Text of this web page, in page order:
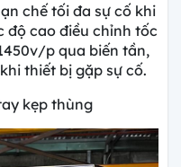
chế tối đa sự cố khi
độ cao điều chỉnh tốc
p qua biến tần,
thiết bị gặp sự cố.
kẹp thùng